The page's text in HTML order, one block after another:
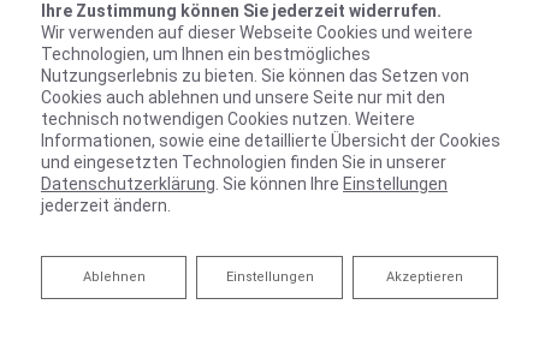
Ein starkes Team wartet auf
Ihre Zustimmung können Sie jederzeit widerrufen.
Wir verwenden auf dieser Webseite Cookies und weitere
Technologien, um Ihnen ein bestmögliches
Nutzungserlebnis zu bieten. Sie können das Setzen von
Cookies auch ablehnen und unsere Seite nur mit den
technisch notwendigen Cookies nutzen. Weitere
Informationen, sowie eine detaillierte Übersicht der Cookies
und eingesetzten Technologien finden Sie in unserer
Datenschutzerklärung . Sie können Ihre Einstellungen
jederzeit ändern.
Akzeptieren
Einstellungen
Ablehnen
Ablehnen